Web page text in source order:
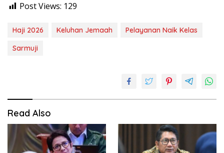
Post Views: 129
Haji 2026 Keluhan Jemaah
Pelayanan Naik Kelas
Sarmuji
Read Also